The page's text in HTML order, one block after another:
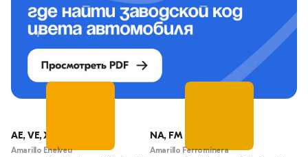
AE, VE, XA
Amarillo Enelveu
NA, FM
Amarillo Ferrominera